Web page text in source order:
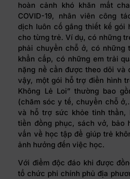
hoàn cảnh khó khăn mất
COVID-19, nhân viên công
dịch luôn cố gắng thiết kế gói
cho từng trẻ. Ví dụ, có những
phải chuyển chỗ ở, có những
khẩn cấp, có những em trải
nặng nề cần được theo dõi và
vậy, một gói hỗ trợ điển hình
Không Lẻ Loi” thường bao
(chăm sóc y tế, chuyển chỗ
và hỗ trợ sức khỏe tinh thần,
tiền đồng phục, sách vở, bảo
vấn về học tập để giúp trẻ
ảnh hưởng đến việc học.
Với điểm độc đáo khi được
tổ chức phi chính phủ địa